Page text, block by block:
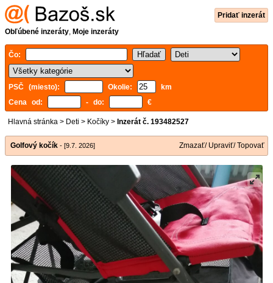
Pridať inzerát
Obľúbené inzeráty, Moje inzeráty
Čo:
PSČ (miesto): Okolie:
km
Cena od:
- do: €
Hlavná stránka > Deti > Kočíky > Inzerát č. 193482527
Golfový kočík - [9.7. 2026] Zmazať/ Upraviť/ Topovať